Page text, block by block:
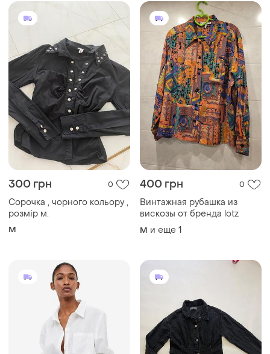
300 грн 0
Сорочка , чорного кольору ,
розмір м.
M
400 грн 0
Винтажная рубашка из
вискозы от бренда lotz
M и еще 1